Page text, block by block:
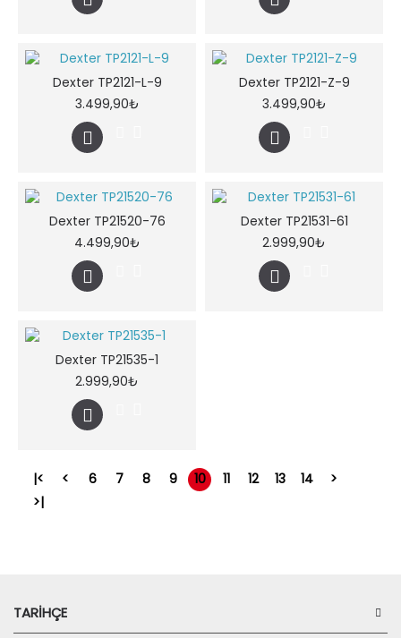
Dexter TP2121-L-9
3.499,90₺
Dexter TP2121-Z-9
3.499,90₺
Dexter TP21520-76
4.499,90₺
Dexter TP21531-61
2.999,90₺
Dexter TP21535-1
2.999,90₺
|< < 6 7 8 9 10 11 12 13 14
>
>|
TARIHÇE